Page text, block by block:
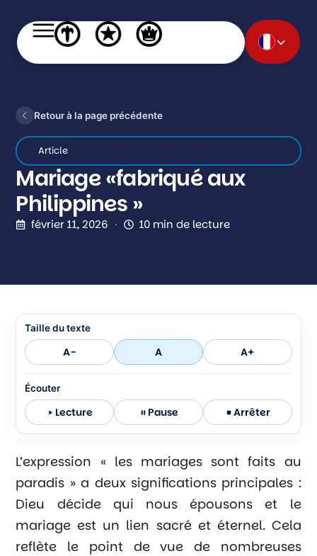
Retour à la page précédente
Article
Mariage «fabriqué aux
Philippines »
février 11, 2026 10 min de lecture
Taille du texte
A- A A+
Écouter
Lecture Pause Arrêter
L’expression « les mariages sont faits au
paradis » a deux significations principales :
Dieu décide qui nous épousons et le
mariage est un lien sacré et éternel. Cela
reflète le point de vue de nombreuses